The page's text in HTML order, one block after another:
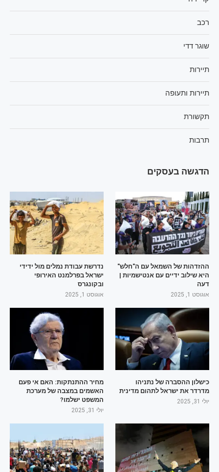
רכב
שוגר דדי
תיירות
תיירות ותעופה
תקשורת
תרבות
הדגשה בעסקים
ההזדהות של השמאל עם ה"חלש"
היא שילוב ידיים עם אנטישמיות |
דעה
אוגוסט 1, 2025
נדרשת עבודת נמלים מול ידידי
ישראל בפרלמנט האירופי
ובקונגרס
אוגוסט 1, 2025
כישלון ההסברה של נתניהו
מדרדר את ישראל לתהום מדינית
יולי 31, 2025
מחיר ההתנתקות: האם אי פעם
האשמים במצבה של מערכת
המשפט ישלמו?
יולי 31, 2025